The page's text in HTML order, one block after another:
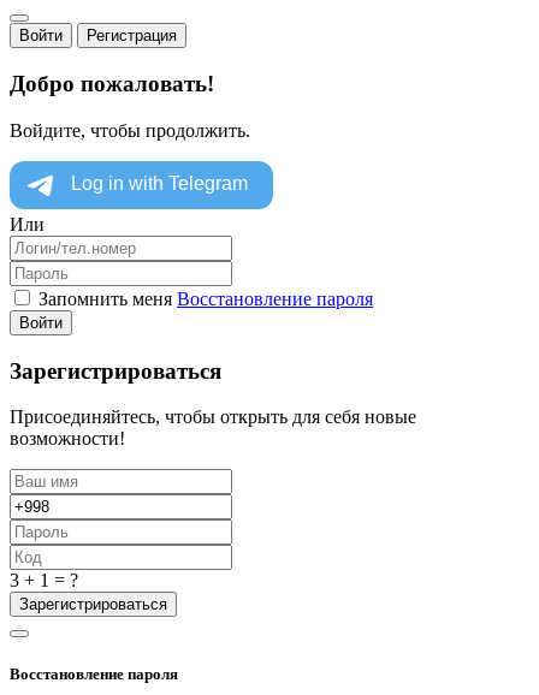
Войти Регистрация
Добро пожаловать!
Войдите, чтобы продолжить.
Или
Запомнить меня Восстановление пароля
Войти
Зарегистрироваться
Присоединяйтесь, чтобы открыть для себя новые
возможности!
3 + 1 = ?
Зарегистрироваться
Восстановление пароля